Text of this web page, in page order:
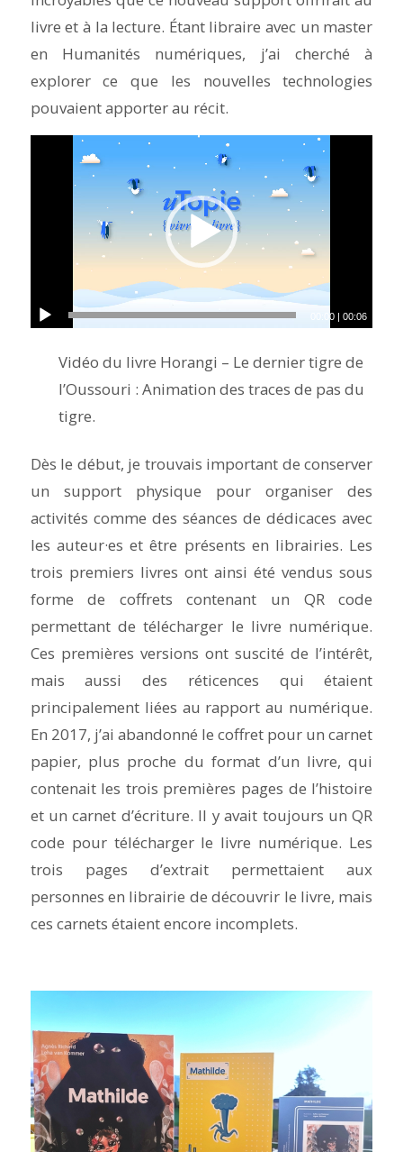
livre et à la lecture. Étant libraire avec un master
en Humanités numériques, j’ai cherché à
explorer ce que les nouvelles technologies
pouvaient apporter au récit.
00:00 |00:06
Vidéo du livre Horangi – Le dernier tigre de
l’Oussouri : Animation des traces de pas du
tigre.
Dès le début, je trouvais important de conserver
un support physique pour organiser des
activités comme des séances de dédicaces avec
les auteur·es et être présents en librairies. Les
trois premiers livres ont ainsi été vendus sous
forme de coffrets contenant un QR code
permettant de télécharger le livre numérique.
Ces premières versions ont suscité de l’intérêt,
mais aussi des réticences qui étaient
principalement liées au rapport au numérique.
En 2017, j’ai abandonné le coffret pour un carnet
papier, plus proche du format d’un livre, qui
contenait les trois premières pages de l’histoire
et un carnet d’écriture. Il y avait toujours un QR
code pour télécharger le livre numérique. Les
trois pages d’extrait permettaient aux
personnes en librairie de découvrir le livre, mais
ces carnets étaient encore incomplets.